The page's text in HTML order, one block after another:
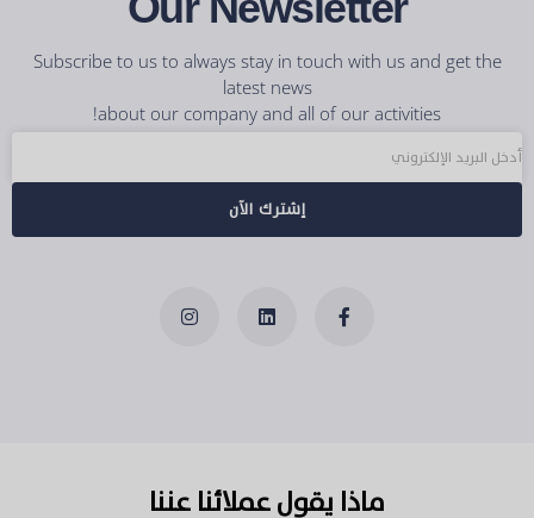
Subscribe to us to always stay in touch with us and get the
latest news
about our company and all of our activities!
إشترك الآن
ماذا يقول عملائنا عننا